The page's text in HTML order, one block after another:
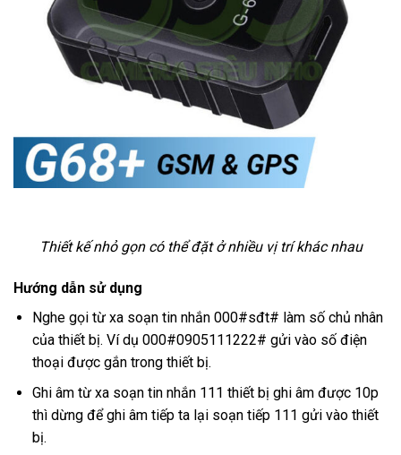
Thiết kế nhỏ gọn có thể đặt ở nhiều vị trí khác nhau
Hướng dẫn sử dụng
Nghe gọi từ xa soạn tin nhắn 000#sđt# làm số chủ nhân
của thiết bị. Ví dụ 000#0905111222# gửi vào số điện
thoại được gắn trong thiết bị.
Ghi âm từ xa soạn tin nhắn 111 thiết bị ghi âm được 10p
thì dừng để ghi âm tiếp ta lại soạn tiếp 111 gửi vào thiết
bị.